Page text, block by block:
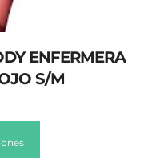
ENFERMERA
S/M